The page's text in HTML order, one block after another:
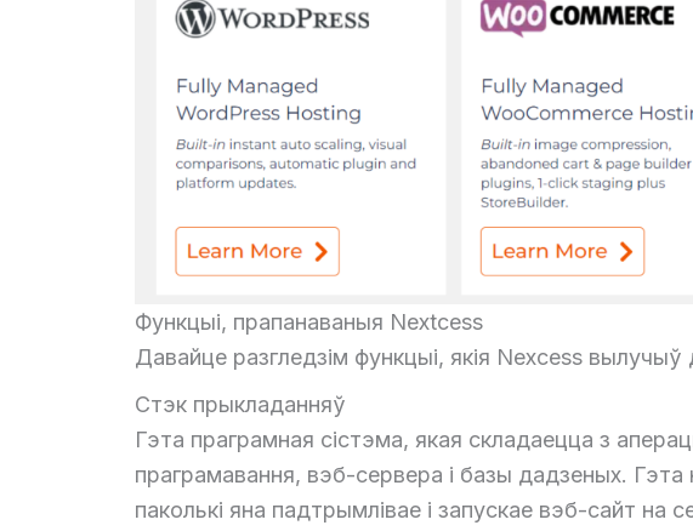
Функцыі, прапанаваныя Nextcess
Давайце разгледзім функцыі, якія Nexcess вылучыў
Стэк прыкладанняў
Гэта праграмная сістэма, якая складаецца з
праграмавання, вэб-сервера і базы дадзеных. Гэта
паколькі яна падтрымлівае і запускае вэб-сайт на